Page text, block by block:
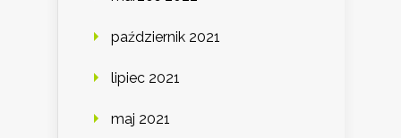
październik 2021
lipiec 2021
maj 2021